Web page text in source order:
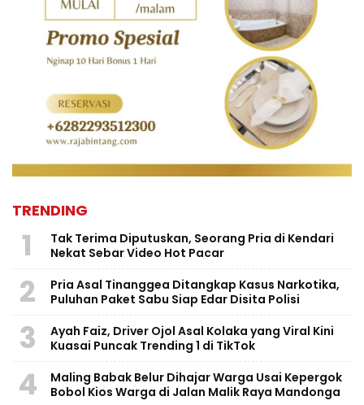
TRENDING
1
Tak Terima Diputuskan, Seorang Pria di Kendari
Nekat Sebar Video Hot Pacar
2
Pria Asal Tinanggea Ditangkap Kasus Narkotika,
Puluhan Paket Sabu Siap Edar Disita Polisi
3
Ayah Faiz, Driver Ojol Asal Kolaka yang Viral Kini
Kuasai Puncak Trending 1 di TikTok
4
Maling Babak Belur Dihajar Warga Usai Kepergok
Bobol Kios Warga di Jalan Malik Raya Mandonga